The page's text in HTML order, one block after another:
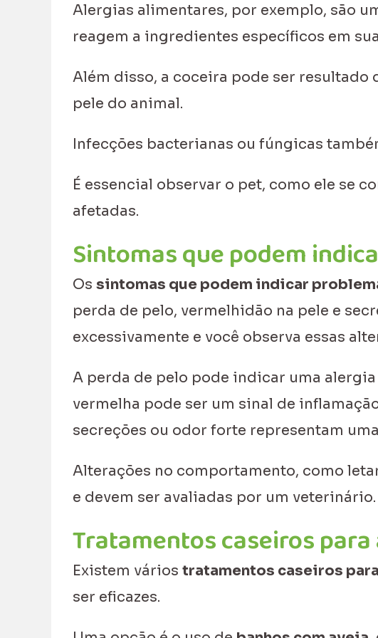
Alergias alimentares, por exemplo, são
reagem a ingredientes específicos em
Além disso, a coceira pode ser
pele do animal.
Infecções bacterianas ou fúngicas
É essencial observar o pet, como ele se
afetadas.
Sintomas que podem
Os sintomas que podem indicar
perda de pelo, vermelhidão na pele e
excessivamente e você observa essas
A perda de pelo pode indicar uma
vermelha pode ser um sinal de
secreções ou odor forte representam
Alterações no comportamento, como
e devem ser avaliadas por um veterinário.
Tratamentos caseiros
Existem vários tratamentos caseiros
ser eficazes.